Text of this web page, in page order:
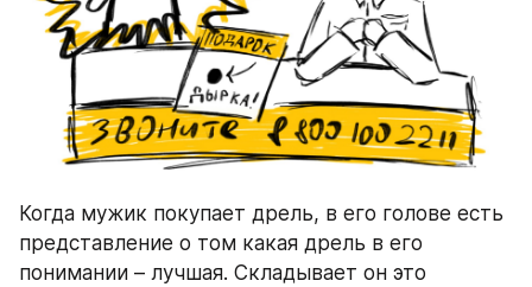
Когда мужик покупает дрель, в его голове есть
представление о том какая дрель в его
понимании – лучшая. Складывает он это